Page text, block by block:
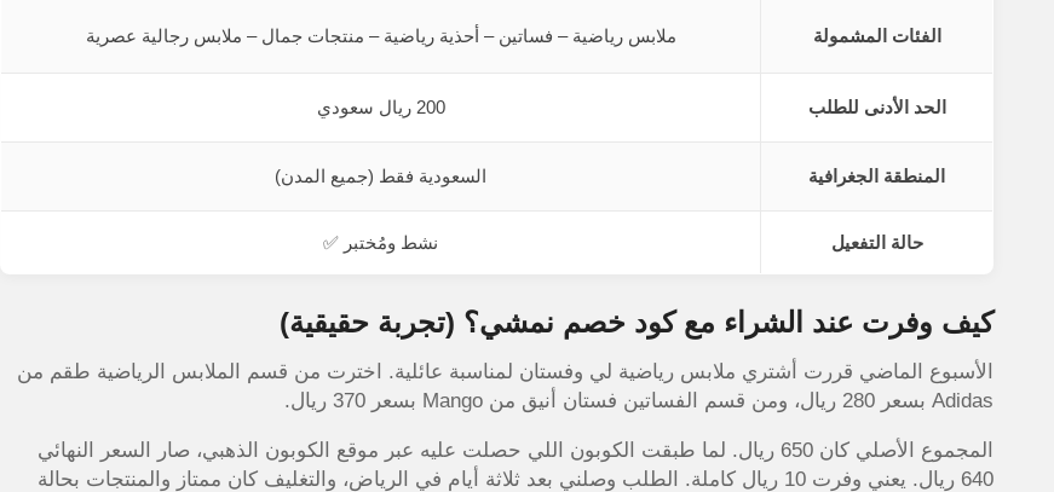
الفئات المشمولة ملابس رياضية – فساتين – أحذية رياضية – منتجات جمال – ملابس رجالية عصرية
الحد الأدنى للطلب 200 ريال سعودي
المنطقة الجغرافية السعودية فقط (جميع المدن)
حالة التفعيل نشط ومُختبر ✅
كيف وفرت عند الشراء مع كود خصم نمشي؟ (تجربة حقيقية)
الأسبوع الماضي قررت أشتري ملابس رياضية لي وفستان لمناسبة عائلية. اخترت من قسم الملابس الرياضية طقم من
Adidas بسعر 280 ريال، ومن قسم الفساتين فستان أنيق من Mango بسعر 370 ريال.
المجموع الأصلي كان 650 ريال. لما طبقت الكوبون اللي حصلت عليه عبر موقع الكوبون الذهبي، صار السعر النهائي
640 ريال. يعني وفرت 10 ريال كاملة. الطلب وصلني بعد ثلاثة أيام في الرياض، والتغليف كان ممتاز والمنتجات بحالة